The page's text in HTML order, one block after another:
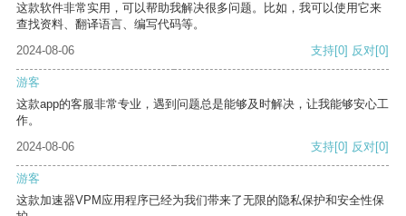
这款软件非常实用，可以帮助我解决很多问题。比如，我可以使用它来
查找资料、翻译语言、编写代码等。
2024-08-06
支持[0] 反对[0]
游客
这款app的客服非常专业，遇到问题总是能够及时解决，让我能够安心工
作。
2024-08-06
支持[0] 反对[0]
游客
这款加速器VPM应用程序已经为我们带来了无限的隐私保护和安全性保